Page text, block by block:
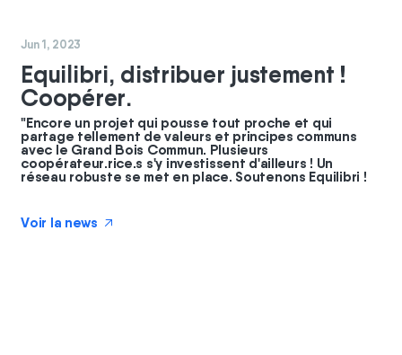
#coopérateurs
Jun 1, 2023
Equilibri, distribuer justement !
Coopérer.
"Encore un projet qui pousse tout proche et qui
partage tellement de valeurs et principes communs
avec le Grand Bois Commun. Plusieurs
coopérateur.rice.s s'y investissent d'ailleurs ! Un
réseau robuste se met en place. Soutenons Equilibri !
Voir la news ↗